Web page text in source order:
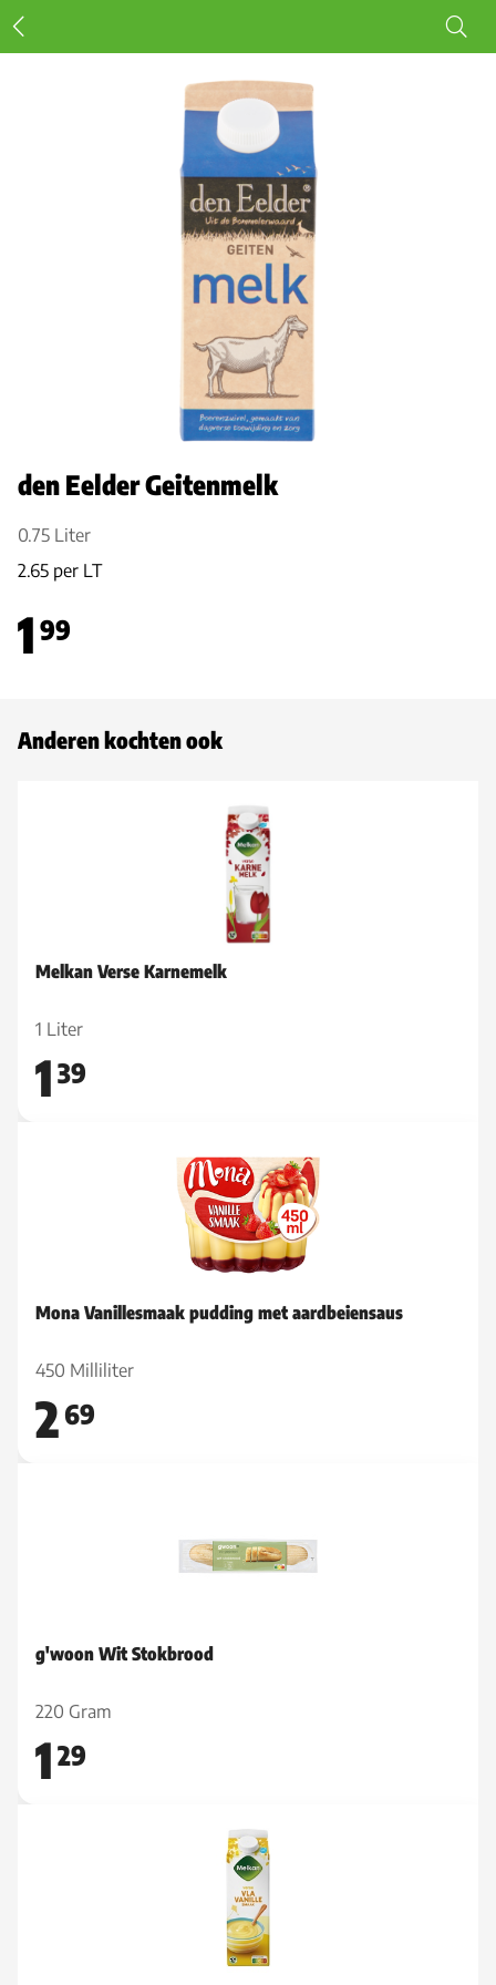
den Eelder Geitenmelk
0.75 Liter
2.65 per LT
1 99
Anderen kochten ook
Melkan Verse Karnemelk
1 Liter
1 39
Mona Vanillesmaak pudding met aardbeiensaus
450 Milliliter
269
g'woon Wit Stokbrood
220 Gram
1 29